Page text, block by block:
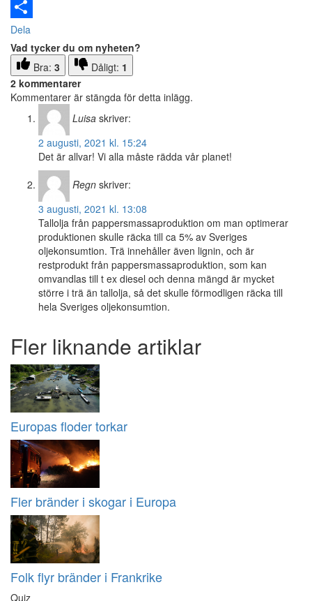
Email
Dela
Vad tycker du om nyheten?
Bra: 3 Dåligt: 1
2 kommentarer
Kommentarer är stängda för detta inlägg.
Luisa skriver:
2 augusti, 2021 kl. 15:24
Det är allvar! Vi alla måste rädda vår planet!
Regn skriver:
3 augusti, 2021 kl. 13:08
Tallolja från pappersmassaproduktion om man optimerar
produktionen skulle räcka till ca 5% av Sveriges
oljekonsumtion. Trä innehåller även lignin, och är
restprodukt från pappersmassaproduktion, som kan
omvandlas till t ex diesel och denna mängd är mycket
större i trä än tallolja, så det skulle förmodligen räcka till
hela Sveriges oljekonsumtion.
Fler liknande artiklar
Europas floder torkar
Fler bränder i skogar i Europa
Folk flyr bränder i Frankrike
Quiz